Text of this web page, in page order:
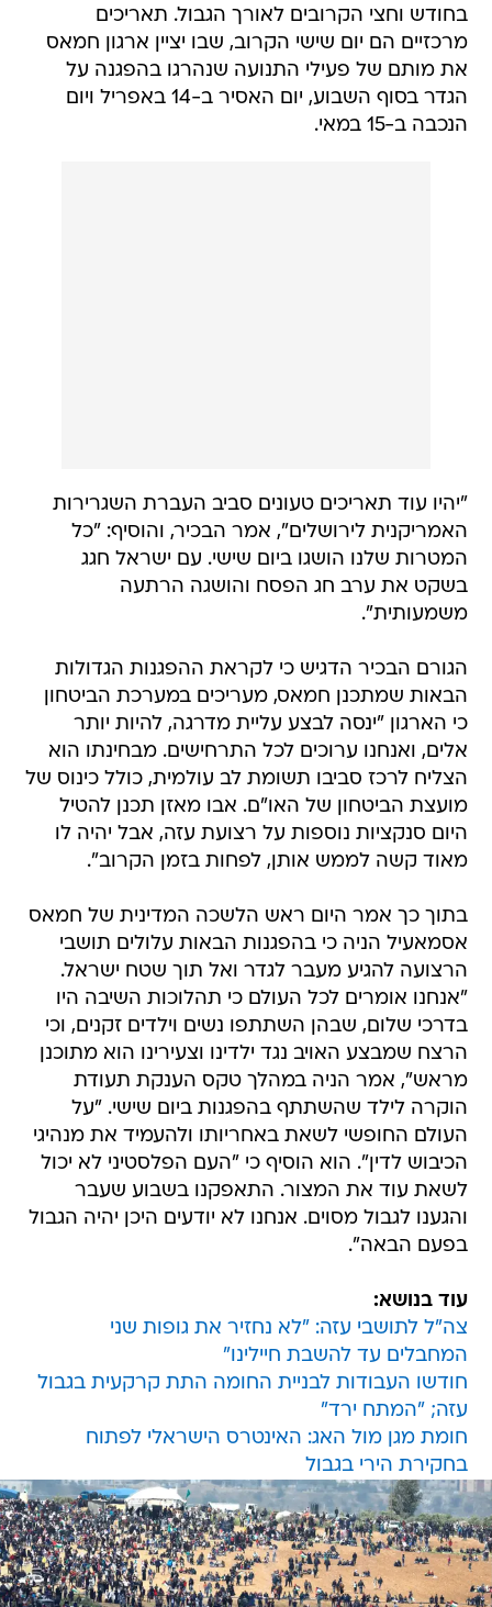
בחודש וחצי הקרובים לאורך הגבול. תאריכים
מרכזיים הם יום שישי הקרוב, שבו יציין ארגון חמאס
את מותם של פעילי התנועה שנהרגו בהפגנה על
הגדר בסוף השבוע, יום האסיר ב-14 באפריל ויום
הנכבה ב-15 במאי.
"יהיו עוד תאריכים טעונים סביב העברת השגרירות
האמריקנית לירושלים", אמר הבכיר, והוסיף: "כל
המטרות שלנו הושגו ביום שישי. עם ישראל חגג
בשקט את ערב חג הפסח והושגה הרתעה
משמעותית".
הגורם הבכיר הדגיש כי לקראת ההפגנות הגדולות
הבאות שמתכנן חמאס, מעריכים במערכת הביטחון
כי הארגון "ינסה לבצע עליית מדרגה, להיות יותר
אלים, ואנחנו ערוכים לכל התרחישים. מבחינתו הוא
הצליח לרכז סביבו תשומת לב עולמית, כולל כינוס של
מועצת הביטחון של האו"ם. אבו מאזן תכנן להטיל
היום סנקציות נוספות על רצועת עזה, אבל יהיה לו
מאוד קשה לממש אותן, לפחות בזמן הקרוב".
בתוך כך אמר היום ראש הלשכה המדינית של חמאס
אסמאעיל הניה כי בהפגנות הבאות עלולים תושבי
הרצועה להגיע מעבר לגדר ואל תוך שטח ישראל.
"אנחנו אומרים לכל העולם כי תהלוכות השיבה היו
בדרכי שלום, שבהן השתתפו נשים וילדים זקנים, וכי
הרצח שמבצע האויב נגד ילדינו וצעירינו הוא מתוכנן
מראש", אמר הניה במהלך טקס הענקת תעודת
הוקרה לילד שהשתתף בהפגנות ביום שישי. "על
העולם החופשי לשאת באחריותו ולהעמיד את מנהיגי
הכיבוש לדין". הוא הוסיף כי "העם הפלסטיני לא יכול
לשאת עוד את המצור. התאפקנו בשבוע שעבר
והגענו לגבול מסוים. אנחנו לא יודעים היכן יהיה הגבול
בפעם הבאה".
עוד בנושא:
צה"ל לתושבי עזה: "לא נחזיר את גופות שני
המחבלים עד להשבת חיילינו"
חודשו העבודות לבניית החומה התת קרקעית בגבול
עזה; "המתח ירד"
חומת מגן מול האג: האינטרס הישראלי לפתוח
בחקירת הירי בגבול